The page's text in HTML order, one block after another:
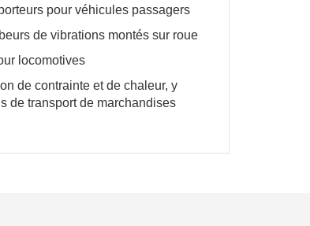
pour véhicules passagers
de vibrations montés sur roue
locomotives
de contrainte et de chaleur, y
de transport de marchandises